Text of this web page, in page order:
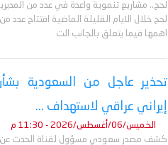
لحج.. مشاريع تنموية واعدة في عدد من
لحج خلال الايام القليلة الماضية افتتاح عدد
اهمها فيما يتعلق بالجانب الت
تحذير عاجل من السعودية
إيراني عراقي لاستهداف ...
الخميس/06/أغسطس/2026 - 11:30 م
كشف مصدر سعودي مسؤول لقناة الحدث عن